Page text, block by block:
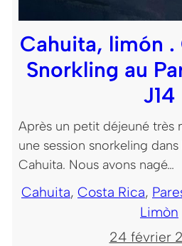
Cahuita, limón .
Snorkling au
J14
Après un petit déjeuné très
une session snorkeling
Cahuita. Nous avons nagé…
Cahuita, Costa Rica,
Limòn
24 février